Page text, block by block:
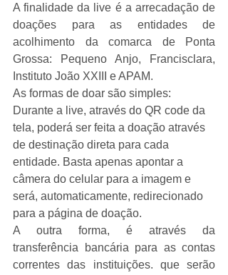
A finalidade da live é a arrecadação de
doações para as entidades de
acolhimento da comarca de Ponta
Grossa: Pequeno Anjo, Francisclara,
Instituto João XXIII e APAM.
As formas de doar são simples:
Durante a live, através do QR code da
tela, poderá ser feita a doação através
de destinação direta para cada
entidade. Basta apenas apontar a
câmera do celular para a imagem e
será, automaticamente, redirecionado
para a página de doação.
A outra forma, é através da
transferência bancária para as contas
correntes das instituições. que serão